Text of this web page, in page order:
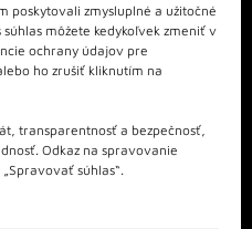
poskytovali zmysluplné a užitočné
súhlas môžete kedykoľvek zmeniť v
ochrany údajov pre
ho zrušiť kliknutím na
transparentnosť a bezpečnosť,
Odkaz na spravovanie
súhlas“.
888 879
49/B,